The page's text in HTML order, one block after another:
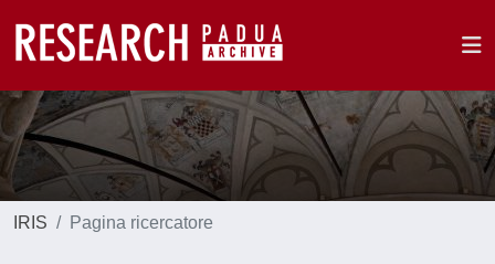
IRIS Pagina ricercatore